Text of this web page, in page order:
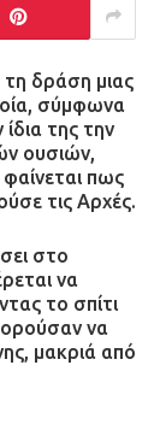
έσπασε
σε μαγαζί
σύγχρονη
δράση μιας
σύμφωνα
της την
ουσιών,
πως
τις Αρχές.
στο
να
το σπίτι
να
μακριά από